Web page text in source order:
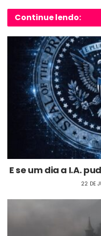
Continue lendo:
E se um dia a I.A.
22 DE